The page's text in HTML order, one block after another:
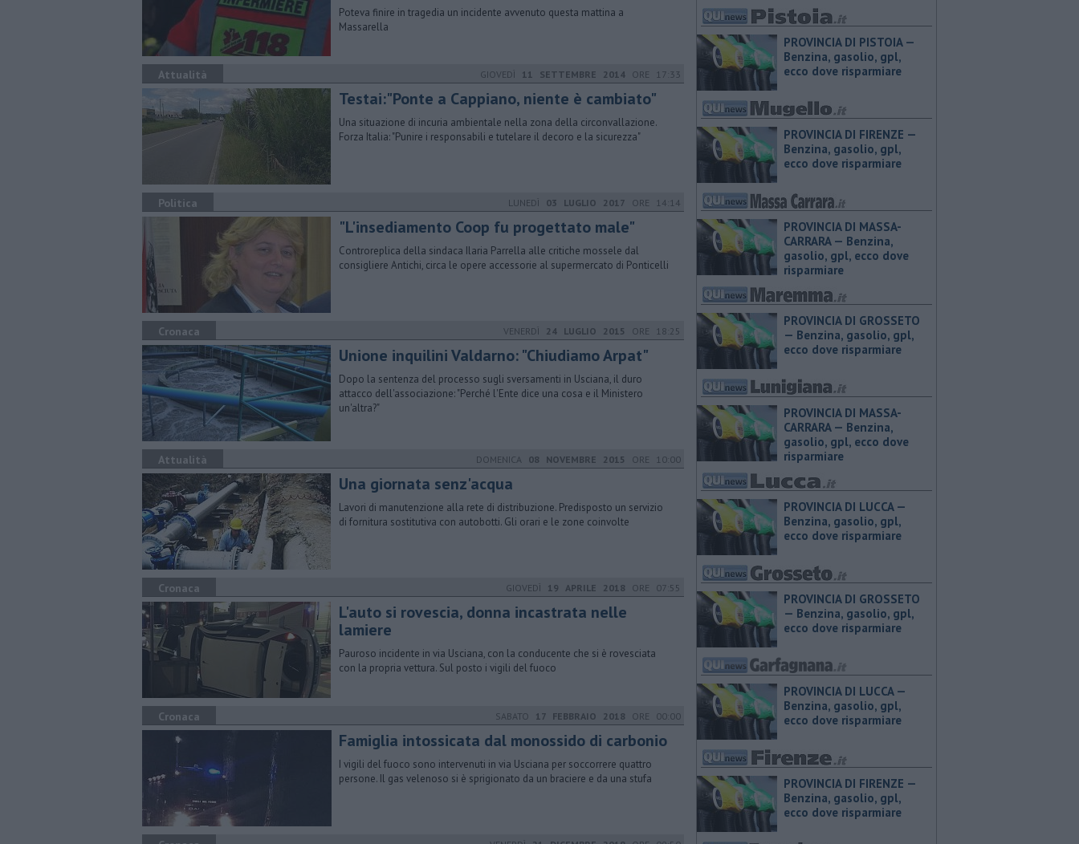
Poteva finire in tragedia un incidente avvenuto questa mattina a
Massarella
Attualità GIOVEDÌ 11 SETTEMBRE 2014 ORE 17:33
Testai:"Ponte a Cappiano, niente è cambiato"
Una situazione di incuria ambientale nella zona della circonvallazione.
Forza Italia: "Punire i responsabili e tutelare il decoro e la sicurezza"
Politica LUNEDÌ 03 LUGLIO 2017 ORE 14:14
"L'insediamento Coop fu progettato male"
Controreplica della sindaca Ilaria Parrella alle critiche mossele dal
consigliere Antichi, circa le opere accessorie al supermercato di Ponticelli
Cronaca VENERDÌ 24 LUGLIO 2015 ORE 18:25
Unione inquilini Valdarno: "Chiudiamo Arpat"
Dopo la sentenza del processo sugli sversamenti in Usciana, il duro
attacco dell'associazione: "Perché l'Ente dice una cosa e il Ministero
un'altra?"
Attualità DOMENICA 08 NOVEMBRE 2015 ORE 10:00
Una giornata senz'acqua
Lavori di manutenzione alla rete di distribuzione. Predisposto un servizio
di fornitura sostitutiva con autobotti. Gli orari e le zone coinvolte
Cronaca GIOVEDÌ 19 APRILE 2018 ORE 07:55
L'auto si rovescia, donna incastrata nelle
lamiere
Pauroso incidente in via Usciana, con la conducente che si è rovesciata
con la propria vettura. Sul posto i vigili del fuoco
Cronaca SABATO 17 FEBBRAIO 2018 ORE 00:00
Famiglia intossicata dal monossido di carbonio
I vigili del fuoco sono intervenuti in via Usciana per soccorrere quattro
persone. Il gas velenoso si è sprigionato da un braciere e da una stufa
PROVINCIA DI PISTOIA — ​
Benzina, gasolio, gpl,
ecco dove risparmiare
PROVINCIA DI FIRENZE — ​
Benzina, gasolio, gpl,
ecco dove risparmiare
PROVINCIA DI MASSA-
CARRARA — ​Benzina,
gasolio, gpl, ecco dove
risparmiare
PROVINCIA DI GROSSETO
— ​Benzina, gasolio, gpl,
ecco dove risparmiare
PROVINCIA DI MASSA-
CARRARA — ​Benzina,
gasolio, gpl, ecco dove
risparmiare
PROVINCIA DI LUCCA — ​
Benzina, gasolio, gpl,
ecco dove risparmiare
PROVINCIA DI GROSSETO
— ​Benzina, gasolio, gpl,
ecco dove risparmiare
PROVINCIA DI LUCCA — ​
Benzina, gasolio, gpl,
ecco dove risparmiare
PROVINCIA DI FIRENZE — ​
Benzina, gasolio, gpl,
ecco dove risparmiare